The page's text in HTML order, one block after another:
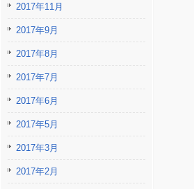
2017年11月
2017年9月
2017年8月
2017年7月
2017年6月
2017年5月
2017年3月
2017年2月